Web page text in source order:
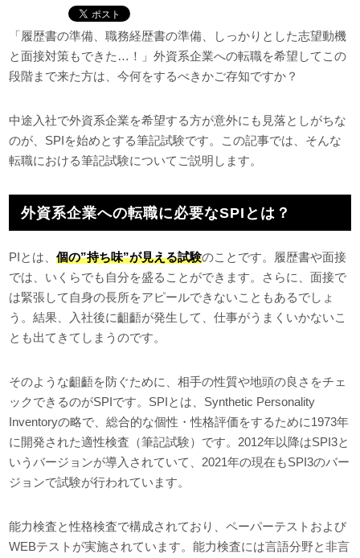
「履歴書の準備、職務経歴書の準備、しっかりとした志望動機
と面接対策もできた…！」外資系企業への転職を希望してこの
段階まで来た方は、今何をするべきかご存知ですか？
中途入社で外資系企業を希望する方が意外にも見落としがちな
のが、SPIを始めとする筆記試験です。この記事では、そんな
転職における筆記試験についてご説明します。
外資系企業への転職に必要なSPIとは？
PIとは、個の”持ち味”が見える試験のことです。履歴書や面接
では、いくらでも自分を盛ることができます。さらに、面接で
は緊張して自身の長所をアピールできないこともあるでしょ
う。結果、入社後に齟齬が発生して、仕事がうまくいかないこ
とも出てきてしまうのです。
そのような齟齬を防ぐために、相手の性質や地頭の良さをチェ
ックできるのがSPIです。SPIとは、Synthetic Personality
Inventoryの略で、総合的な個性・性格評価をするために1973年
に開発された適性検査（筆記試験）です。2012年以降はSPI3と
いうバージョンが導入されていて、2021年の現在もSPI3のバー
ジョンで試験が行われています。
能力検査と性格検査で構成されており、ペーパーテストおよび
WEBテストが実施されています。能力検査には言語分野と非言